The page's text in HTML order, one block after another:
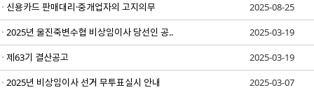
신용카드 판매대리·중개업자의 고지의무
2025-08-25
2025년 울진죽변수협 비상임이사 당선인 공..
2025-03-19
제63기 결산공고
2025-03-19
2025년 비상임이사 선거 무투표실시 안내
2025-03-07